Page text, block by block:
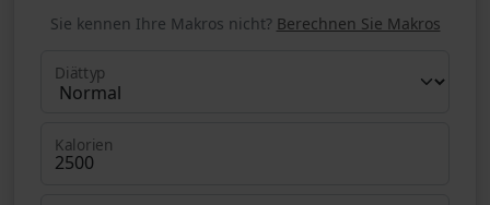
Sie kennen Ihre Makros nicht? Berechnen Sie Makros
Diättyp
Kalorien